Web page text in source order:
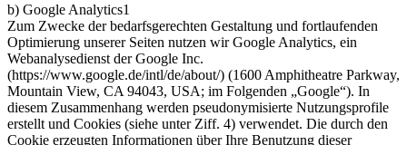
b) Google Analytics1
Zum Zwecke der bedarfsgerechten Gestaltung und fortlaufenden
Optimierung unserer Seiten nutzen wir Google Analytics, ein
Webanalysedienst der Google Inc.
(https://www.google.de/intl/de/about/) (1600 Amphitheatre Parkway,
Mountain View, CA 94043, USA; im Folgenden „Google“). In
diesem Zusammenhang werden pseudonymisierte Nutzungsprofile
erstellt und Cookies (siehe unter Ziff. 4) verwendet. Die durch den
Cookie erzeugten Informationen über Ihre Benutzung dieser